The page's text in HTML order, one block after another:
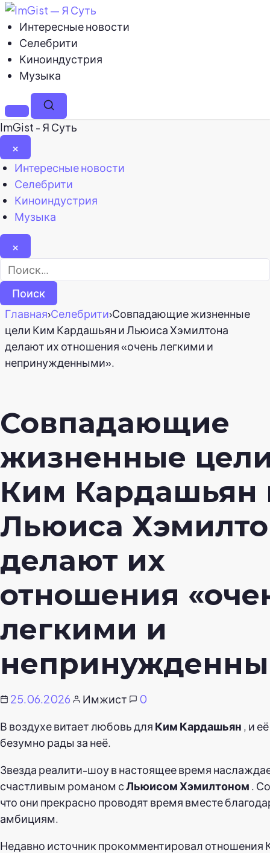
Интересные новости
Селебрити
Киноиндустрия
Музыка
МенюПоиск
ImGist - Я Суть
×
Закрыть
меню
Интересные новости
Селебрити
Киноиндустрия
Музыка
×
Найти:
Главная›Селебрити›Совпадающие жизненные
цели Ким Кардашьян и Льюиса Хэмилтона
делают их отношения «очень легкими и
непринужденными».
Совпадающие
жизненные
Ким Кардашьян
Льюиса
делают их
отношения
легкими и
25.06.2026 Имжист
0
В воздухе витает любовь для Ким Кардашьян , и
безумно рады за неё.
Звезда реалити-шоу в настоящее время
счастливым романом сЛьюисом Хэмилтоном .
что они прекрасно проводят время вместе
амбициям.
Недавно источник прокомментировал отношения